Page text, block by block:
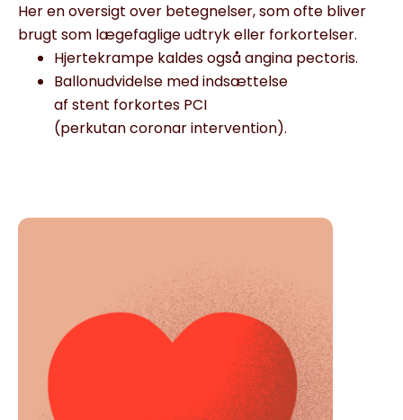
Her en oversigt over betegnelser, som ofte bliver
brugt som lægefaglige udtryk eller forkortelser.
Hjertekrampe kaldes også angina pectoris.
Ballonudvidelse med indsættelse
af stent forkortes PCI
(perkutan coronar intervention).